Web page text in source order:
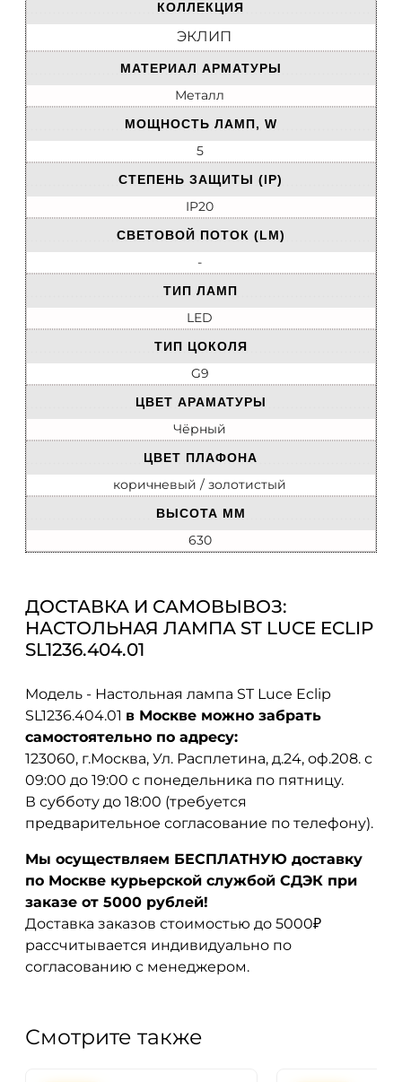
КОЛЛЕКЦИЯ
ЭКЛИП
МАТЕРИАЛ АРМАТУРЫ
Металл
МОЩНОСТЬ ЛАМП, W
5
СТЕПЕНЬ ЗАЩИТЫ (IP)
IP20
СВЕТОВОЙ ПОТОК (LM)
-
ТИП ЛАМП
LED
ТИП ЦОКОЛЯ
G9
ЦВЕТ АРАМАТУРЫ
Чёрный
ЦВЕТ ПЛАФОНА
коричневый / золотистый
ВЫСОТА ММ
630
ДОСТАВКА И САМОВЫВОЗ:
НАСТОЛЬНАЯ ЛАМПА ST LUCE ECLIP
SL1236.404.01
Модель - Настольная лампа ST Luce Eclip
SL1236.404.01 в Москве можно забрать
самостоятельно по адресу:
123060, г.Москва, Ул. Расплетина, д.24, оф.208. с
09:00 до 19:00 с понедельника по пятницу.
В субботу до 18:00 (требуется
предварительное согласование по телефону).
Мы осуществляем БЕСПЛАТНУЮ доставку
по Москве курьерской службой СДЭК при
заказе от 5000 рублей!
Доставка заказов стоимостью до 5000₽
рассчитывается индивидуально по
согласованию с менеджером.
Смотрите также